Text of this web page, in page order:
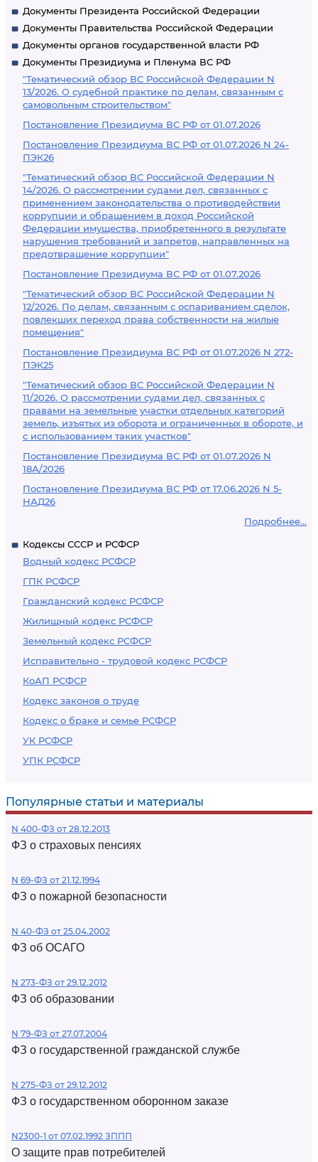
Документы Президента Российской Федерации
Документы Правительства Российской Федерации
Документы органов государственной власти РФ
Документы Президиума и Пленума ВС РФ
"Тематический обзор ВС Российской Федерации N
13/2026. О судебной практике по делам, связанным с
самовольным строительством"
Постановление Президиума ВС РФ от 01.07.2026
Постановление Президиума ВС РФ от 01.07.2026 N 24-
ПЭК26
"Тематический обзор ВС Российской Федерации N
14/2026. О рассмотрении судами дел, связанных с
применением законодательства о противодействии
коррупции и обращением в доход Российской
Федерации имущества, приобретенного в результате
нарушения требований и запретов, направленных на
предотвращение коррупции"
Постановление Президиума ВС РФ от 01.07.2026
"Тематический обзор ВС Российской Федерации N
12/2026. По делам, связанным с оспариванием сделок,
повлекших переход права собственности на жилые
помещения"
Постановление Президиума ВС РФ от 01.07.2026 N 272-
ПЭК25
"Тематический обзор ВС Российской Федерации N
11/2026. О рассмотрении судами дел, связанных с
правами на земельные участки отдельных категорий
земель, изъятых из оборота и ограниченных в обороте, и
с использованием таких участков"
Постановление Президиума ВС РФ от 01.07.2026 N
18А/2026
Постановление Президиума ВС РФ от 17.06.2026 N 5-
НАД26
Подробнее...
Кодексы СССР и РСФСР
Водный кодекс РСФСР
ГПК РСФСР
Гражданский кодекс РСФСР
Жилищный кодекс РСФСР
Земельный кодекс РСФСР
Исправительно - трудовой кодекс РСФСР
КоАП РСФСР
Кодекс законов о труде
Кодекс о браке и семье РСФСР
УК РСФСР
УПК РСФСР
Популярные статьи и материалы
N 400-ФЗ от 28.12.2013
ФЗ о страховых пенсиях
N 69-ФЗ от 21.12.1994
ФЗ о пожарной безопасности
N 40-ФЗ от 25.04.2002
ФЗ об ОСАГО
N 273-ФЗ от 29.12.2012
ФЗ об образовании
N 79-ФЗ от 27.07.2004
ФЗ о государственной гражданской службе
N 275-ФЗ от 29.12.2012
ФЗ о государственном оборонном заказе
N2300-1 от 07.02.1992 ЗППП
О защите прав потребителей